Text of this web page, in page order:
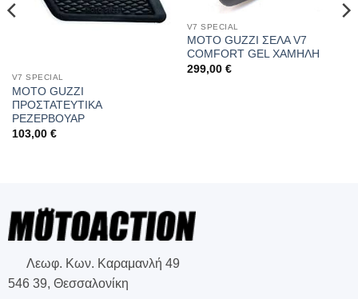
V7 SPECIAL
MOTO GUZZI
ΠΡΟΣΤΑΤΕΥΤΙΚΑ
ΡΕΖΕΡΒΟΥΑΡ
103,00 €
V7 SPECIAL
MOTO GUZZI ΣΕΛΑ V7
COMFORT GEL ΧΑΜΗΛΗ
299,00 €
Λεωφ. Κων. Καραμανλή 49
546 39, Θεσσαλονίκη